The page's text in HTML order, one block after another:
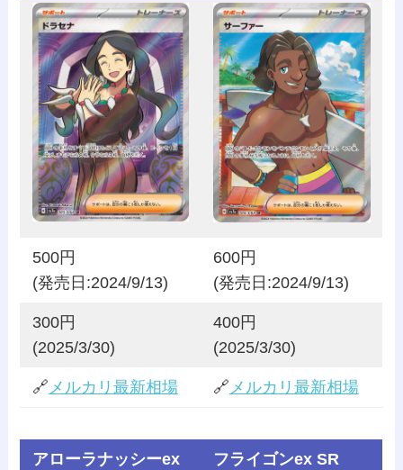
500円
(発売日:2024/9/13)
600円
(発売日:2024/9/13)
300円
(2025/3/30)
400円
(2025/3/30)
🔗 メルカリ最新相場 🔗 メルカリ最新相場
アローラナッシーex
フライゴンex SR